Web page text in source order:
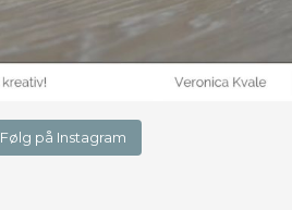
Følg på Instagram